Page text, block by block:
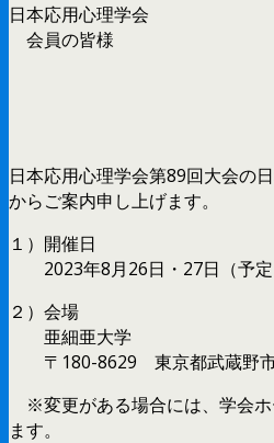
日本応用心理学会
会員の皆様
日本応用心理学会第89回大会の
からご案内申し上げます。
１）開催日
2023年8月26日・27日（予定
２）会場
亜細亜大学
〒180-8629 東京都武蔵野
※変更がある場合には、学会ホ
ます。